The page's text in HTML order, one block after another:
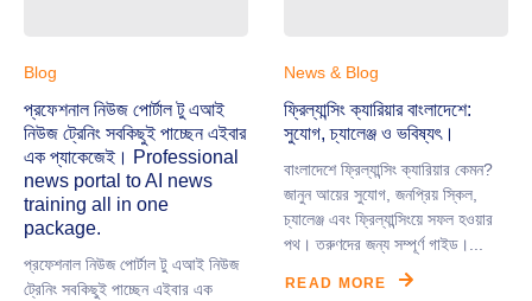
Blog
‎প্রফেশনাল নিউজ পোর্টাল টু এআই
নিউজ ট্রেনিং সবকিছুই পাচ্ছেন এইবার
এক প্যাকেজেই। Professional
news portal to AI news
training all in one
package.
‎প্রফেশনাল নিউজ পোর্টাল টু এআই নিউজ
ট্রেনিং সবকিছুই পাচ্ছেন এইবার এক
News & Blog
ফ্রিল্যান্সিং ক্যারিয়ার বাংলাদেশে:
সুযোগ, চ্যালেঞ্জ ও ভবিষ্যৎ।
বাংলাদেশে ফ্রিল্যান্সিং ক্যারিয়ার কেমন?
জানুন আয়ের সুযোগ, জনপ্রিয় স্কিল,
চ্যালেঞ্জ এবং ফ্রিল্যান্সিংয়ে সফল হওয়ার
পথ। তরুণদের জন্য সম্পূর্ণ গাইড।...
READ MORE